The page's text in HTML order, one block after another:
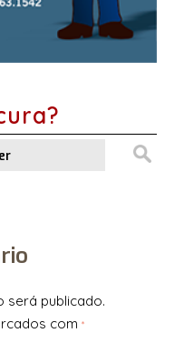
será publicado.
com *